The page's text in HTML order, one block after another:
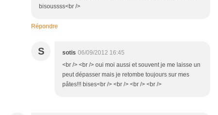
bisoussss<br />
Répondre
S sotis 06/09/2012 16:45
<br /> <br /> oui moi aussi et souvent je me laisse un
peut dépasser mais je retombe toujours sur mes
pâtes!!! bises<br /> <br /> <br /> <br />